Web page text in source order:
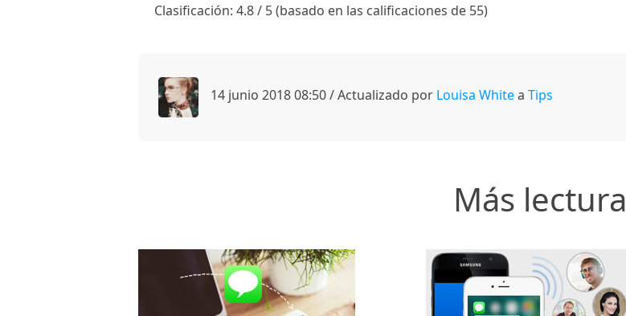
Clasificación: 4.8 / 5 (basado en las calificaciones de 55)
14 junio 2018 08:50 / Actualizado por Louisa Whitea Tips
Más lectura